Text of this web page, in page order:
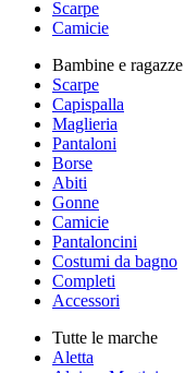
Scarpe
Camicie
Bambine e ragazze
Scarpe
Capispalla
Maglieria
Pantaloni
Borse
Abiti
Gonne
Camicie
Pantaloncini
Costumi da bagno
Completi
Accessori
Tutte le marche
Aletta